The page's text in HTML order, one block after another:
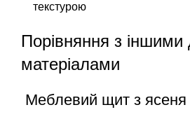
текстурою
Порівняння з іншими
матеріалами
Меблевий щит з